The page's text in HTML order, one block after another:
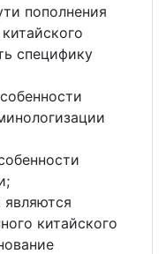
пополнения
специфику
китайского